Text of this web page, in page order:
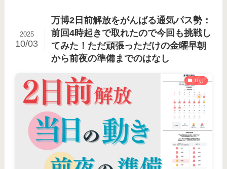
万博2日前解放をがんばる通気パス勢：
前回4時起きで取れたので今回も挑戦し
てみた！ただ頑張っただけの金曜早朝
から前夜の準備までのはなし
2025
10/03
10月